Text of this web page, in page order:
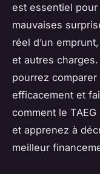
est essentiel
mauvaises
réel d’un
et autres
pourrez
efficacement et
comment le
et apprenez à
meilleur